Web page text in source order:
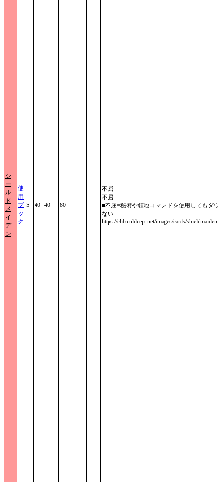
シ
ー
ル
ド
メ
イ
デ
ン
使
用
ブ
ッ
ク
S 40 40 80
不屈
不屈
■不屈=秘術や領地コマンドを使用してもダ
ない
https://clib.culdcept.net/images/cards/